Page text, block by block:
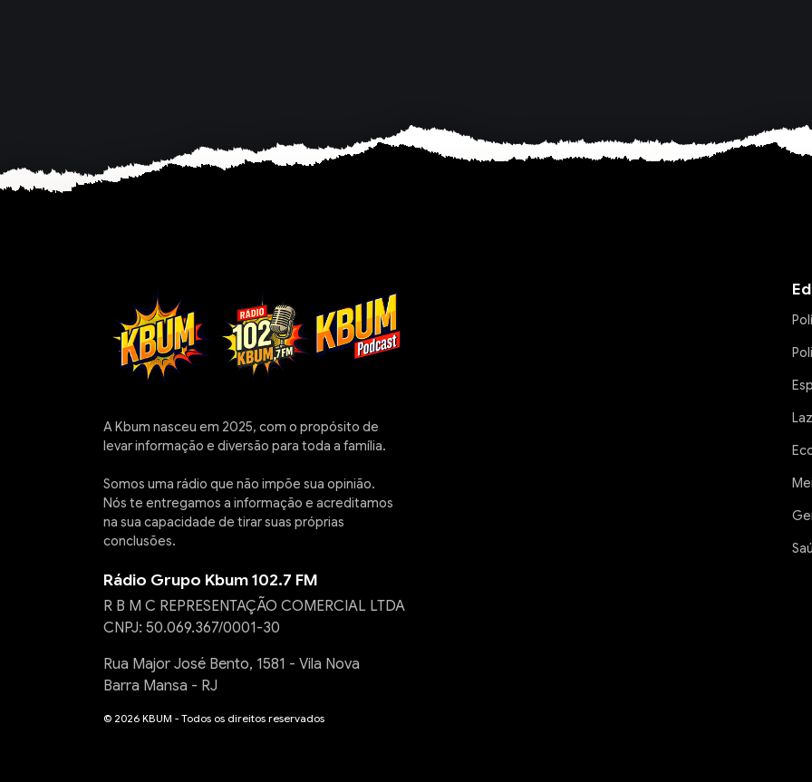
A Kbum nasceu em 2025, com o propósito de
levar informação e diversão para toda a família.
Somos uma rádio que não impõe sua opinião.
Nós te entregamos a informação e acreditamos
na sua capacidade de tirar suas próprias
conclusões.
Rádio Grupo Kbum 102.7 FM
R B M C REPRESENTAÇÃO COMERCIAL LTDA
CNPJ: 50.069.367/0001-30
Rua Major José Bento, 1581 - Vila Nova
Barra Mansa - RJ
© 2026 KBUM - Todos os direitos reservados